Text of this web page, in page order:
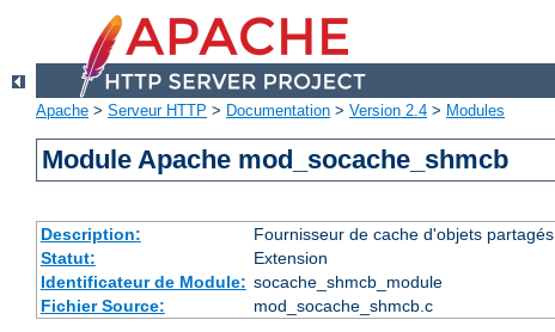
Apache > Serveur HTTP > Documentation > Version 2.4 > Modules
Module Apache mod_socache_shmcb
Description:
Fournisseur de cache d'objets
Statut:
Extension
Identificateur de Module: socache_shmcb_module
Fichier Source:
mod_socache_shmcb.c